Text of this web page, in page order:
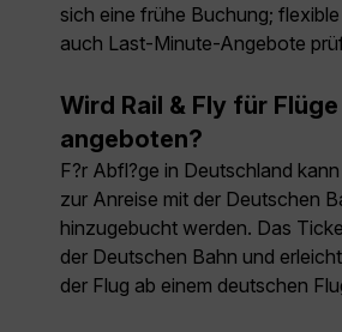
sich eine frühe Buchung;
auch Last-Minute-Angebote
Wird Rail & Fly für
angeboten?
F?r Abfl?ge in Deutschland
zur Anreise mit der Deutschen
hinzugebucht werden. Das
der Deutschen Bahn und
der Flug ab einem deutschen